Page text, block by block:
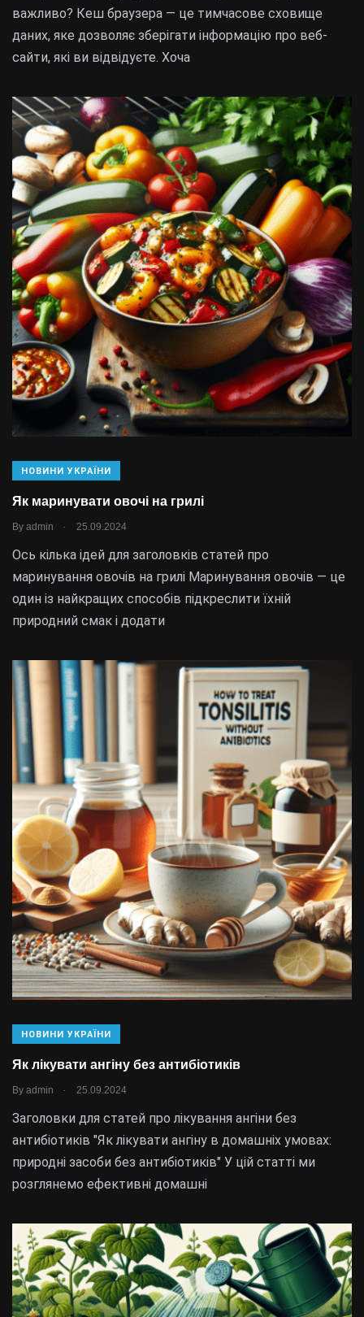
важливо? Кеш браузера — це тимчасове сховище
даних, яке дозволяє зберігати інформацію про веб-
сайти, які ви відвідуєте. Хоча
НОВИНИ УКРАЇНИ
Як маринувати овочі на грилі
By admin . 25.09.2024
Ось кілька ідей для заголовків статей про
маринування овочів на грилі Маринування овочів — це
один із найкращих способів підкреслити їхній
природний смак і додати
НОВИНИ УКРАЇНИ
Як лікувати ангіну без антибіотиків
By admin . 25.09.2024
Заголовки для статей про лікування ангіни без
антибіотиків "Як лікувати ангіну в домашніх умовах:
природні засоби без антибіотиків" У цій статті ми
розглянемо ефективні домашні